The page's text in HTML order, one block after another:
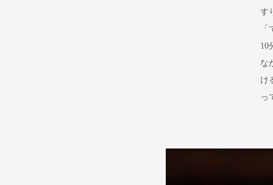
す
10
な
け
っ